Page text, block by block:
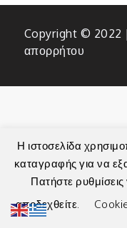
Copyright © 2022
απορρήτου
Η ιστοσελίδα
καταγραφής για να
Πατήστε
αποδεχθείτε.